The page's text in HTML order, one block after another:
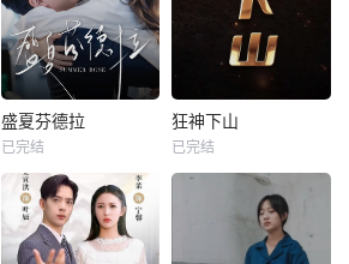
盛夏芬德拉
已完结
狂神下山
已完结